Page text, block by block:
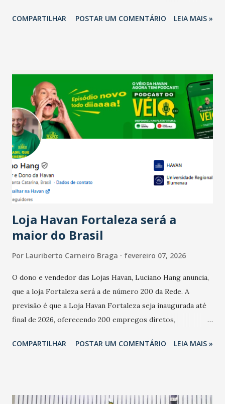
relação ao último trimestre deste ano, 56% também
confraternizações de fim de ano e pelo pagamento do 13º
Salário para um número maior de trabalhadores, já que o
país tem a menor taxa de desemprego dos anos recentes.
Ainda segundo a Pesquisa, em novembro de 2025, 40% dos
bares e restaurantes operaram com lucro e outros 40%
registraram equilíbrio financeiro. Já o percentual de
estabelecimentos no prejuízo ficou em 19%, pouco abaixo
do observado no mês anterior. Outros 1% não existiam em
novembro. Em relação a outubro, o faturamento também
COMPARTILHAR POSTAR UM COMENTÁRIO LEIA MAIS »
Loja Havan Fortaleza será a
maior do Brasil
Por Lauriberto Carneiro Braga fevereiro 07, 2026
O dono e vendedor das Lojas Havan, Luciano Hang anuncia,
que a loja Fortaleza será a de número 200 da Rede. A
previsão é que a Loja Havan Fortaleza seja inaugurada até
final de 2026, oferecendo 200 empregos diretos,
Havan Fortaleza ainda não foi anunciada oficialmente, mas
COMPARTILHAR POSTAR UM COMENTÁRIO LEIA MAIS »